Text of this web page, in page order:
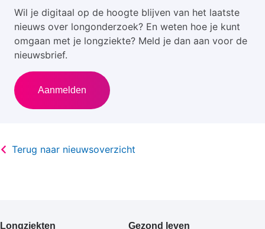
Wil je digitaal op de hoogte blijven van het laatste
nieuws over longonderzoek? En weten hoe je kunt
omgaan met je longziekte? Meld je dan aan voor de
nieuwsbrief.
Aanmelden
Terug naar nieuwsoverzicht
Primair
Longziekten Gezond leven